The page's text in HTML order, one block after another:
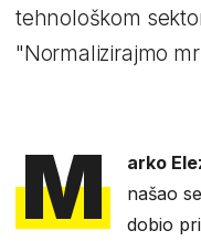
tehnološkom
"Normalizirajmo
M arko
našao
dobio